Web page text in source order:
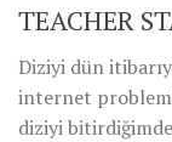
TEACHER
Diziyi dün
internet
diziyi bitirdiğimde